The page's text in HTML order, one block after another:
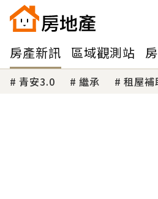
房產新訊 區域觀測站
青安3.0 繼承 租屋補